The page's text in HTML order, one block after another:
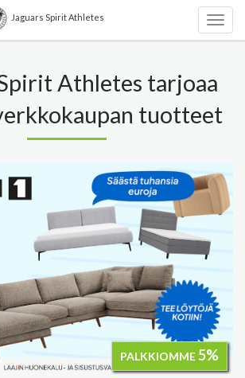
Jaguars Spirit Athletes
Athletes tarjoaa
tuotteet
PALKKIOMME5%